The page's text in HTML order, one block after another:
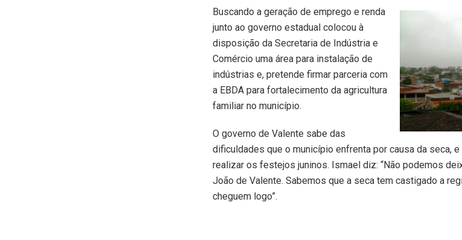
Buscando a geração de emprego e renda
junto ao governo estadual colocou à
disposição da Secretaria de Indústria e
Comércio uma área para instalação de
indústrias e, pretende firmar parceria com
a EBDA para fortalecimento da agricultura
familiar no município.
O governo de Valente sabe das
dificuldades que o município enfrenta por causa da seca,
realizar os festejos juninos. Ismael diz: “Não podemos
João de Valente. Sabemos que a seca tem castigado a
cheguem logo”.